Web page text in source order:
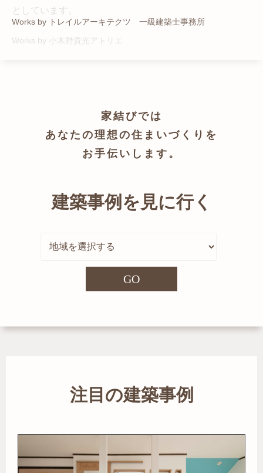
としています。
Works by 小木野貴光アトリエ
Works by トレイルアーキテクツ 一級建築士事務所
家結びでは
あなたの理想の住まいづくりを
お手伝いします。
建築事例を見に行く
GO
注目の建築事例